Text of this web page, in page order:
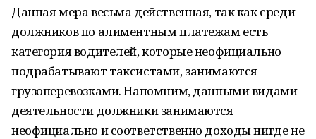
Данная мера весьма действенная, так как среди
должников по алиментным платежам есть
категория водителей, которые неофициально
подрабатывают таксистами, занимаются
грузоперевозками. Напомним, данными видами
деятельности должники занимаются
неофициально и соответственно доходы нигде не